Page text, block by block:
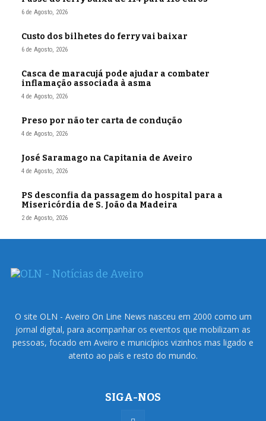
6 de Agosto, 2026
Custo dos bilhetes do ferry vai baixar
6 de Agosto, 2026
Casca de maracujá pode ajudar a combater
inflamação associada à asma
4 de Agosto, 2026
Preso por não ter carta de condução
4 de Agosto, 2026
José Saramago na Capitania de Aveiro
4 de Agosto, 2026
PS desconfia da passagem do hospital para a
Misericórdia de S. João da Madeira
2 de Agosto, 2026
O site OLN - Aveiro On Line News nasceu em 2000 como um
jornal digital, para acompanhar os eventos que mobilizam as
pessoas, focado em Aveiro e municípios vizinhos mas ligado e
atento ao país e resto do mundo.
SIGA-NOS